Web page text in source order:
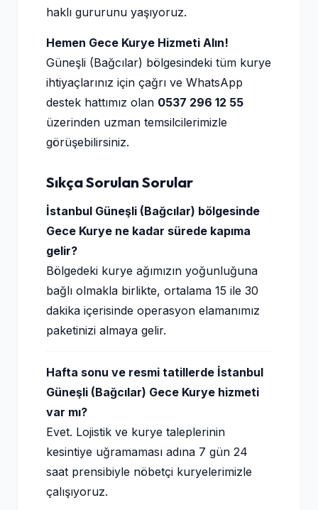
haklı gururunu yaşıyoruz.
Hemen Gece Kurye Hizmeti Alın!
Güneşli (Bağcılar) bölgesindeki tüm kurye
ihtiyaçlarınız için çağrı ve WhatsApp
destek hattımız olan 0537 296 12 55
üzerinden uzman temsilcilerimizle
görüşebilirsiniz.
Sıkça Sorulan Sorular
İstanbul Güneşli (Bağcılar) bölgesinde
Gece Kurye ne kadar sürede kapıma
gelir?
Bölgedeki kurye ağımızın yoğunluğuna
bağlı olmakla birlikte, ortalama 15 ile 30
dakika içerisinde operasyon elamanımız
paketinizi almaya gelir.
Hafta sonu ve resmi tatillerde İstanbul
Güneşli (Bağcılar) Gece Kurye hizmeti
var mı?
Evet. Lojistik ve kurye taleplerinin
kesintiye uğramaması adına 7 gün 24
saat prensibiyle nöbetçi kuryelerimizle
çalışıyoruz.